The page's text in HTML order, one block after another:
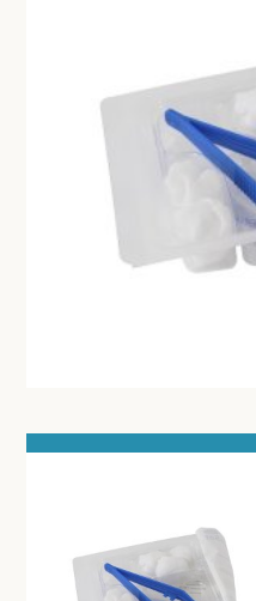
BANDAGES VOOR DIEREN
WATTEN-DEPPERS
ORTHOPEDISCHE BRACES
HYGIENE